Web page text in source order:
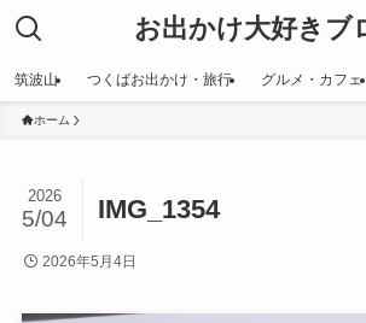
お出かけ大好きブ
筑波山 つくばお出かけ・旅行 グルメ・カフェ
ホーム
IMG_1354
2026
5/04
2026年5月4日